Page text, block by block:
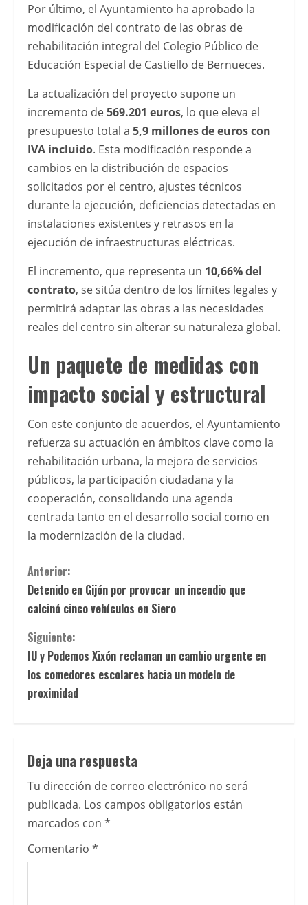
tomar
una
decisiÃ³n
mÃ¡s
informada
dentro
del
sector
del
entretenimiento
digital.
Para
quienes
buscan
opciones
de
pago
y
sencillas
en
de
juego
online,
es
importante
comparar
alternativas
disponibles
los
operadores
mÃ¡s
destacados.
a
sobre
casinos
que
aceptan
Paysafecard
Por último, el Ayuntamiento ha aprobado la
modificación del contrato de las obras de
rehabilitación integral del Colegio Público de
Educación Especial de Castiello de Bernueces.
La actualización del proyecto supone un
incremento de569.201 euros, lo que eleva el
presupuesto total a 5,9 millones de euros con
IVA incluido. Esta modificación responde a
cambios en la distribución de espacios
solicitados por el centro, ajustes técnicos
durante la ejecución, deficiencias detectadas en
instalaciones existentes y retrasos en la
ejecución de infraestructuras eléctricas.
El incremento, que representa un 10,66% del
contrato, se sitúa dentro de los límites legales y
permitirá adaptar las obras a las necesidades
reales del centro sin alterar su naturaleza global.
Un paquete de medidas con
impacto social y estructural
Con este conjunto de acuerdos, el Ayuntamiento
refuerza su actuación en ámbitos clave como la
rehabilitación urbana, la mejora de servicios
públicos, la participación ciudadana y la
cooperación, consolidando una agenda
centrada tanto en el desarrollo social como en
la modernización de la ciudad.
S
i
g
u
e
e
y
e
n
d
Anterior:
Detenido en Gijón por provocar un incendio que
calcinó cinco vehículos en Siero
Siguiente:
IU y Podemos Xixón reclaman un cambio urgente en
los comedores escolares hacia un modelo de
proximidad
Deja una respuesta
Tu dirección de correo electrónico no será
publicada. Los campos obligatorios están
marcados con *
Comentario *